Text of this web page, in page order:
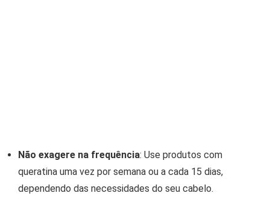
Não exagere na frequência: Use produtos com
queratina uma vez por semana ou a cada 15 dias,
dependendo das necessidades do seu cabelo.